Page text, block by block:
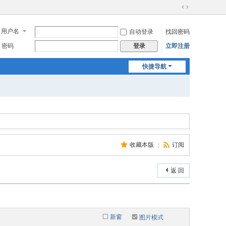
切
到
宽
用户名 自动登录
找回密码
密码
登录 立即注册
快捷导航
收藏本版 订阅
返 回
新窗 图片模式